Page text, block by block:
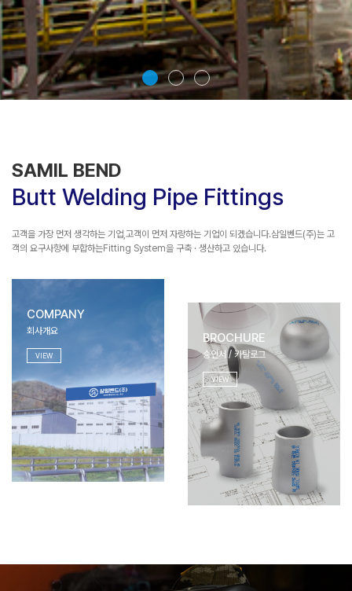
SAMIL BEND
Butt Welding Pipe Fittings
고객을 가장 먼저 생각하는 기업, 고객이 먼저 자랑하는 기업이 되겠습니다.삼일벤드(주)는 고
객의 요구사항에 부합하는Fitting System을 구축 · 생산하고 있습니다.
COMPANY
회사개요
VIEW
BROCHURE
승인서 / 카탈로그
VIEW